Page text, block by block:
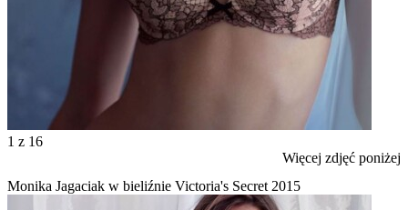
1 z 16
Więcej zdjęć poniżej
Monika Jagaciak w bieliźnie Victoria's Secret 2015